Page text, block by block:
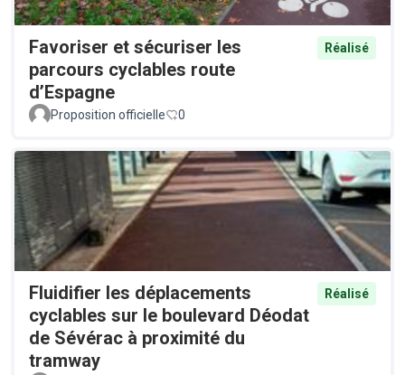
Favoriser et sécuriser les
parcours cyclables route
d’Espagne
Réalisé
Proposition officielle 0
Fluidifier les déplacements
cyclables sur le boulevard Déodat
de Sévérac à proximité du
tramway
Réalisé